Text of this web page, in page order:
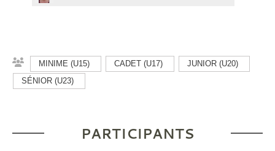
MINIME (U15) CADET (U17)
JUNIOR (U20)
SÉNIOR (U23)
PARTICIPANTS